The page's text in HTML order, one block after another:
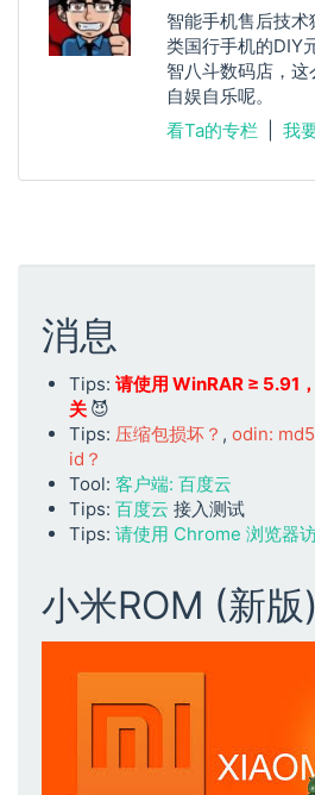
智能手机售后技
类国行手机的DIY
智八斗数码店，
自娱自乐呢。
看Ta的专栏
我
消息
Tips: 请使用 WinRAR ≥ 5.91
关 😈
Tips: 压缩包损坏？ , odin:
id？
Tool: 客户端: 百度云
Tips: 百度云 接入测试
Tips: 请使用 Chrome 浏览器
小米ROM (新版)